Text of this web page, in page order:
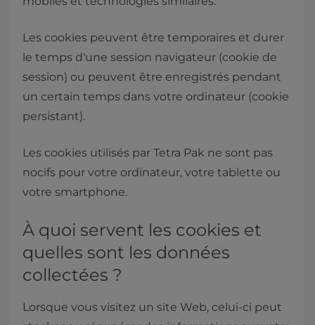
Les cookies peuvent être temporaires et durer
le temps d'une session navigateur (cookie de
session) ou peuvent être enregistrés pendant
un certain temps dans votre ordinateur (cookie
persistant). ​
Les cookies utilisés par Tetra Pak ne sont pas
nocifs pour votre ordinateur, votre tablette ou
votre smartphone.
À quoi servent les cookies et
quelles sont les données
collectées ?
Lorsque vous visitez un site Web, celui-ci peut